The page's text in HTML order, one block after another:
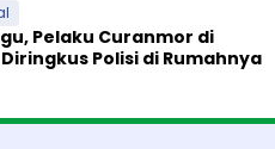
Pelaku Curanmor di
Polisi di Rumahnya